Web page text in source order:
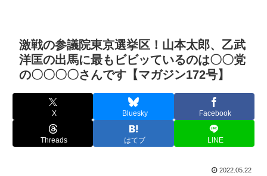
激戦の参議院東京選挙区！山本太郎、乙武
洋匡の出馬に最もビビッているのは〇〇党
の〇〇〇〇さんです【マガジン172号】
X Bluesky Facebook
Threads はてブ LINE
2022.05.22